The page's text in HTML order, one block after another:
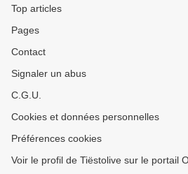
Top articles
Pages
Contact
Signaler un abus
C.G.U.
Cookies et données personnelles
Préférences cookies
Voir le profil de Tiëstolive sur le portail